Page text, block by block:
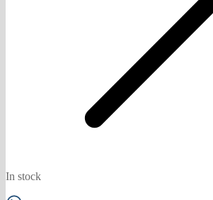
In stock